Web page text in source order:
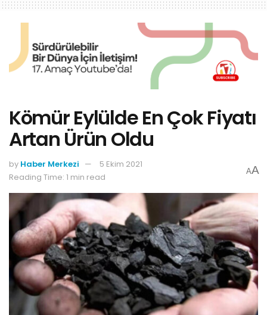
Kömür Eylülde En Çok Fiyatı
Artan Ürün Oldu
by Haber Merkezi
5 Ekim 2021
Reading Time: 1 min read
AA